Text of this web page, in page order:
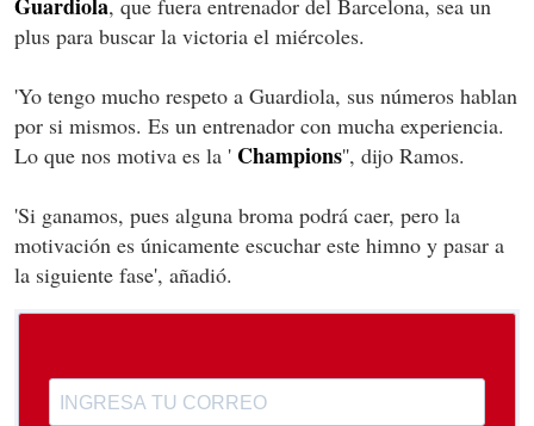
Guardiola, que fuera entrenador del Barcelona, sea un
plus para buscar la victoria el miércoles.
'Yo tengo mucho respeto a Guardiola, sus números hablan
por si mismos. Es un entrenador con mucha experiencia.
Lo que nos motiva es la ' Champions'', dijo Ramos.
'Si ganamos, pues alguna broma podrá caer, pero la
motivación es únicamente escuchar este himno y pasar a
la siguiente fase', añadió.